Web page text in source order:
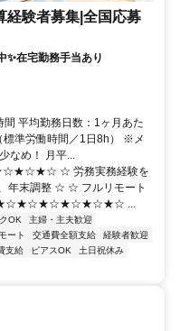
経験者募集|全国応募
✨在宅勤務手当あり
平均勤務日数：1ヶ月あた
標準労働時間／1日8h） ※メ
なめ！ 月平...
☆ 労務実務経験を
年末調整 ☆ ☆ フルリモート
...
OK
主婦・主夫歓迎
ート 交通費全額支給
経験者歓迎
支給 ピアスOK
土日祝休み